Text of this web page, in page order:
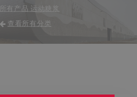
所有产品 运动糖浆
查看所有分类